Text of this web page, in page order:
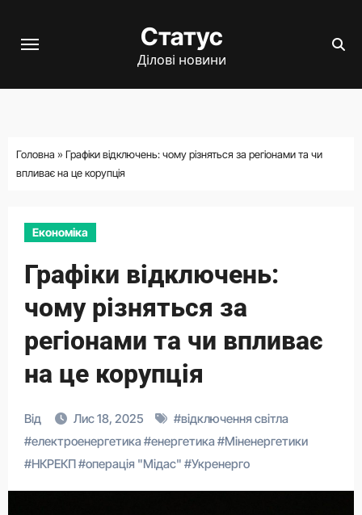
Статус
Ділові новини
Головна » Графіки відключень: чому різняться за регіонами та чи
впливає на це корупція
Економіка
Графіки відключень:
чому різняться за
регіонами та чи впливає
на це корупція
Від Лис 18, 2025 #відключення світла
#електроенергетика#енергетика#Міненергетики
#НКРЕКП#операція "Мідас" #Укренерго